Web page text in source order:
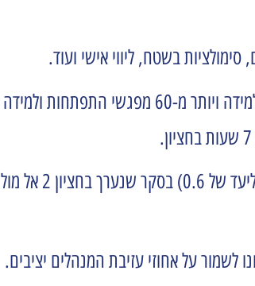
קיימנו 10,000 שעות למידה ויותר מ-60 מפגשי התפתחות ולמידה
גם הסקרים האירו לנו פנים, עם ממוצע 8.81 (בסקאלת 6 מתוך 10) בסקר אודות הקורסים, ועלייה של נקודה (ביחס ליעד של 0.6) בסקר שנערך בחציון 2 אל מול